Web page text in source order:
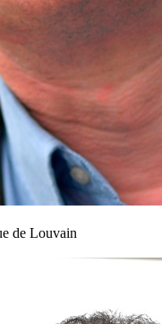
de Louvain